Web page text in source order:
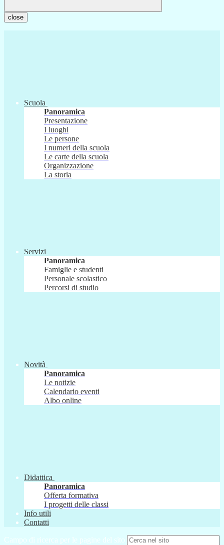
close
Scuola
Panoramica
Presentazione
I luoghi
Le persone
I numeri della scuola
Le carte della scuola
Organizzazione
La storia
Servizi
Panoramica
Famiglie e studenti
Personale scolastico
Percorsi di studio
Novità
Panoramica
Le notizie
Calendario eventi
Albo online
Didattica
Panoramica
Offerta formativa
I progetti delle classi
Info utili
Contatti
Campo di ricerca per le pagine del sito